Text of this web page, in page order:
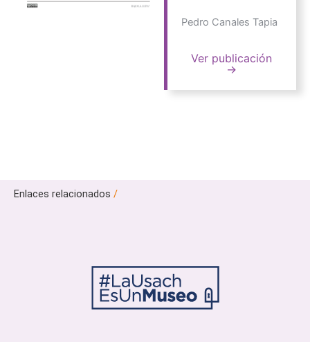
Pedro Canales Tapia
Ver publicación
→
Enlaces relacionados /